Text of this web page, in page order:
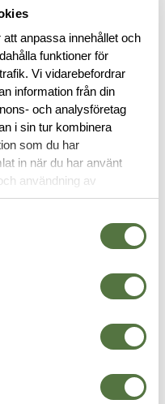
anpassa innehållet och
funktioner för
Vi vidarebefordrar
information från din
och analysföretag
i sin tur kombinera
som du har
in när du har använt
användning av
av